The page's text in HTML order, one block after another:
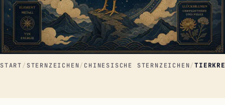
START / STERNZEICHEN/ CHINESISCHE STERNZEICHEN/